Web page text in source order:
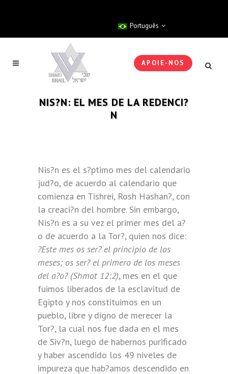
Português
APOIE-NOS
NIS?N: EL MES DE LA REDENCI?
N
Nis?n es el s?ptimo mes del calendario
jud?o, de acuerdo al calendario que
comienza en Tishrei, Rosh Hashan?, con
la creaci?n del hombre. Sin embargo,
Nis?n es a su vez el primer mes del a?
o de acuerdo a la Tor?, quien nos dice:
?Este mes os ser? el principio de los
meses; os ser? el primero de los meses
del a?o? (Shmot 12:2), mes en el que
fuimos liberados de la esclavitud de
Egipto y nos constituimos en un
pueblo, libre y digno de merecer la
Tor?, la cual nos fue dada en el mes
de Siv?n, luego de habernos purificado
y haber ascendido los 49 niveles de
impureza que hab?amos descendido en